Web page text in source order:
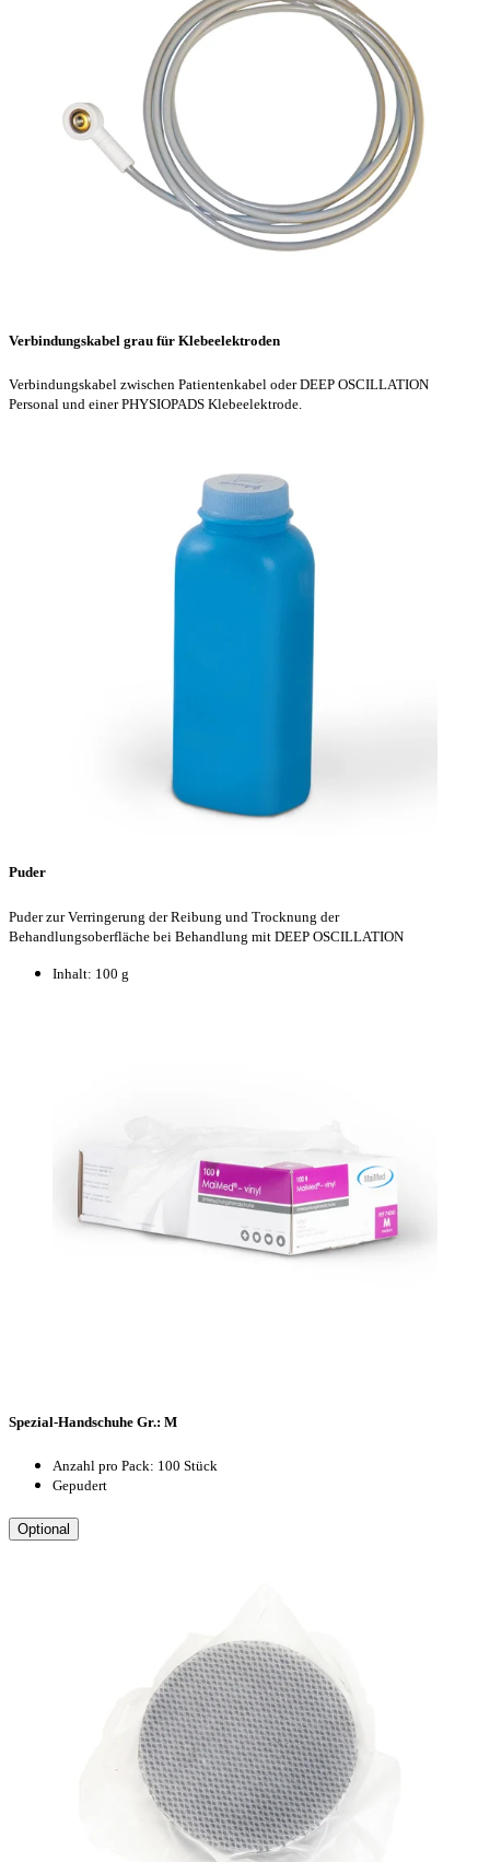
Verbindungskabel grau für Klebeelektroden
Verbindungskabel zwischen Patientenkabel oder DEEP OSCILLATION
Personal und einer PHYSIOPADS Klebeelektrode.
Puder
Puder zur Verringerung der Reibung und Trocknung der
Behandlungsoberfläche bei Behandlung mit DEEP OSCILLATION
Inhalt: 100 g
Spezial-Handschuhe Gr.: M
Anzahl pro Pack: 100 Stück
Gepudert
Optional